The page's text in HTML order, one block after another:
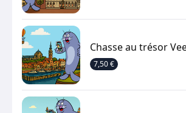
Chasse au trésor
7,50 €